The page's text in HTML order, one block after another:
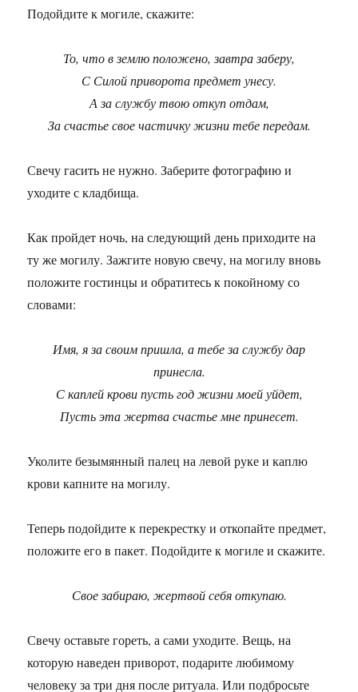
Подойдите к могиле, скажите:
То, что в землю положено, завтра заберу,
С Силой приворота предмет унесу.
А за службу твою откуп отдам,
За счастье свое частичку жизни тебе передам.
Свечу гасить не нужно. Заберите фотографию и
уходите с кладбища.
Как пройдет ночь, на следующий день приходите на
ту же могилу. Зажгите новую свечу, на могилу вновь
положите гостинцы и обратитесь к покойному со
словами:
Имя, я за своим пришла, а тебе за службу дар
принесла.
С каплей крови пусть год жизни моей уйдет,
Пусть эта жертва счастье мне принесет.
Уколите безымянный палец на левой руке и каплю
крови капните на могилу.
Теперь подойдите к перекрестку и откопайте предмет,
положите его в пакет. Подойдите к могиле и скажите.
Свое забираю, жертвой себя откупаю.
Свечу оставьте гореть, а сами уходите. Вещь, на
которую наведен приворот, подарите любимому
человеку за три дня после ритуала. Или подбросьте